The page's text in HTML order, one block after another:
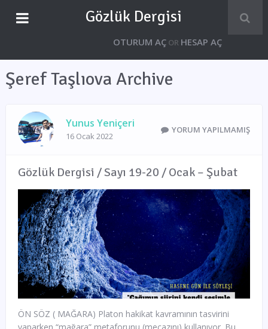
Gözlük Dergisi
OTURUM AÇOR HESAP AÇ
Şeref Taşlıova Archive
Yunus Yeniçeri
16 Ocak 2022
YORUM YAPILMAMIŞ
Gözlük Dergisi / Sayı 19-20 / Ocak – Şubat
ÖN SÖZ ( MAĞARA) Platon hakikat kavramının tasvirini